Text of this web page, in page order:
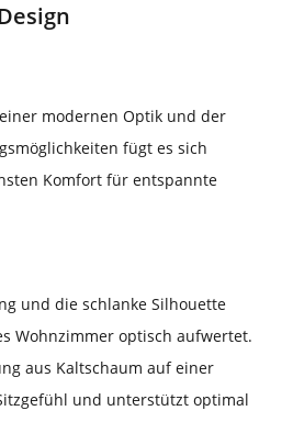
modernen Optik und der
fügt es sich
Komfort für entspannte
und die schlanke Silhouette
Wohnzimmer optisch aufwertet.
aus Kaltschaum auf einer
und unterstützt optimal